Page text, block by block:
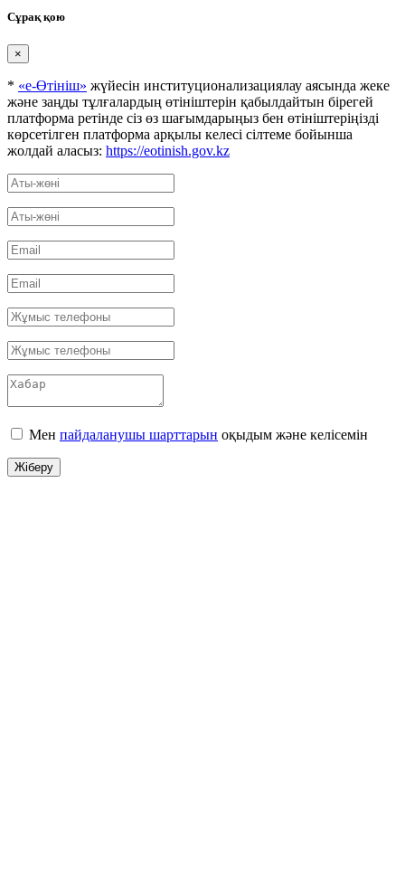
Сұрақ қою
×
* «е-Өтініш» жүйесін институционализациялау аясында жеке
және заңды тұлғалардың өтініштерін қабылдайтын бірегей
платформа ретінде сіз өз шағымдарыңыз бен өтініштеріңізді
көрсетілген платформа арқылы келесі сілтеме бойынша
жолдай аласыз: https://eotinish.gov.kz
Мен пайдаланушы шарттарын оқыдым және келісемін
Жіберу